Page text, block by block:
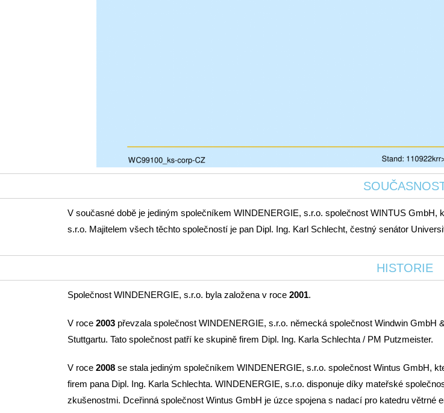
V současné době je jediným společníkem WINDENERGIE, s.r.o. společnost WINTUS GmbH,
s.r.o. Majitelem všech těchto společností je pan Dipl. Ing. Karl Schlecht, čestný senátor
HISTORIE
Společnost WINDENERGIE, s.r.o. byla založena v roce 2001.
V roce 2003 převzala společnost WINDENERGIE, s.r.o. německá společnost Windwin GmbH
Stuttgartu. Tato společnost patří ke skupině firem Dipl. Ing. Karla Schlechta / PM Putzmeister.
V roce 2008 se stala jediným společníkem WINDENERGIE, s.r.o. společnost Wintus GmbH,
firem pana Dipl. Ing. Karla Schlechta. WINDENERGIE, s.r.o. disponuje díky mateřské
zkušenostmi. Dceřinná společnost Wintus GmbH je úzce spojena s nadací pro katedru větrné